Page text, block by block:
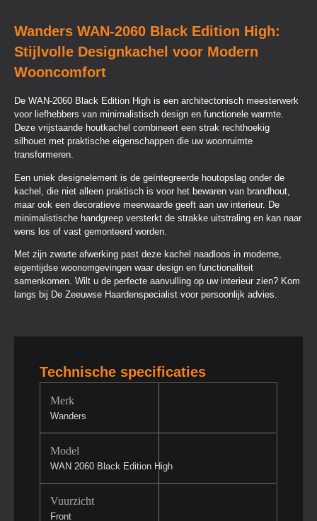
Wanders WAN-2060 Black Edition High:
Stijlvolle Designkachel voor Modern
Wooncomfort
De WAN-2060 Black Edition High is een architectonisch meesterwerk
voor liefhebbers van minimalistisch design en functionele warmte.
Deze vrijstaande houtkachel combineert een strak rechthoekig
silhouet met praktische eigenschappen die uw woonruimte
transformeren.
Een uniek designelement is de geïntegreerde houtopslag onder de
kachel, die niet alleen praktisch is voor het bewaren van brandhout,
maar ook een decoratieve meerwaarde geeft aan uw interieur. De
minimalistische handgreep versterkt de strakke uitstraling en kan naar
wens los of vast gemonteerd worden.
Met zijn zwarte afwerking past deze kachel naadloos in moderne,
eigentijdse woonomgevingen waar design en functionaliteit
samenkomen. Wilt u de perfecte aanvulling op uw interieur zien? Kom
langs bij De Zeeuwse Haardenspecialist voor persoonlijk advies.
Technische specificaties
Merk
Wanders
Model
WAN 2060 Black Edition High
Vuurzicht
Front